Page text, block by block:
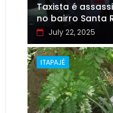
Taxista é
no bairro Santa
July 22, 2025
ITAPAJÉ